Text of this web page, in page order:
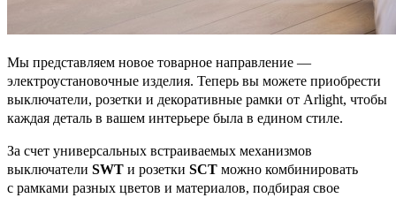
Мы представляем новое товарное направление —
электроустановочные изделия. Теперь вы можете приобрести
выключатели, розетки и декоративные рамки от Arlight, чтобы
каждая деталь в вашем интерьере была в едином стиле.
За счет универсальных встраиваемых механизмов
выключатели SWT и розетки SCT можно комбинировать
с рамками разных цветов и материалов, подбирая свое